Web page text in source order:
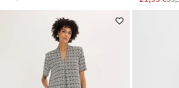
cena
Zľava